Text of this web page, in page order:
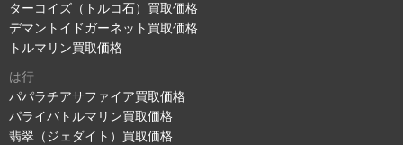
ターコイズ（トルコ石）買取価格
デマントイドガーネット買取価格
トルマリン買取価格
は行
パパラチアサファイア買取価格
パライバトルマリン買取価格
翡翠（ジェダイト）買取価格